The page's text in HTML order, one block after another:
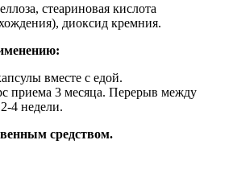
стеариновая кислота
диоксид кремния.
вместе с едой.
приема 3 месяца. Перерыв между
4 недели.
средством.